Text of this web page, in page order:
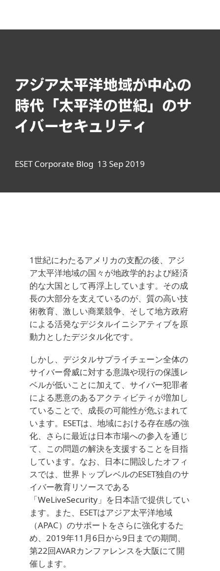
アジア太平洋地域が中心の
時代「太平洋の世紀」のサ
イバーセキュリティ
ESET Corporate Blog 13 Sep 2019
1世紀にわたるアメリカの支配の後、アジ
ア太平洋地域の国々が地政学的および経済
的な大国として再浮上しています。その成
長の大部分を支えているのが、質の高い技
術教育、激しい商業競争、そして地方政府
による活発なデジタルイニシアティブを原
動力としたデジタル化です。
しかし、デジタルサプライチェーン全体の
サイバー脅威に対する意識や現行の保護レ
ベルが低いことに加えて、サイバー犯罪者
による悪意のあるアクティビティが増加し
ていることで、成長の可能性が危ぶまれて
います。ESETは、地域における存在感の強
化、さらに最近は日本市場への参入を通じ
て、この問題の解決を支援することを目指
しています。なお、日本に開設したオフィ
スでは、世界トップレベルのESET独自のサ
イバー教育リソースである
「WeLiveSecurity」を日本語で提供してい
ます。また、ESETはアジア太平洋地域
（APAC）のサポートをさらに強化するた
め、2019年11月6日から9日までの期間、
第22回AVARカンファレンスを大阪にて開
催します。